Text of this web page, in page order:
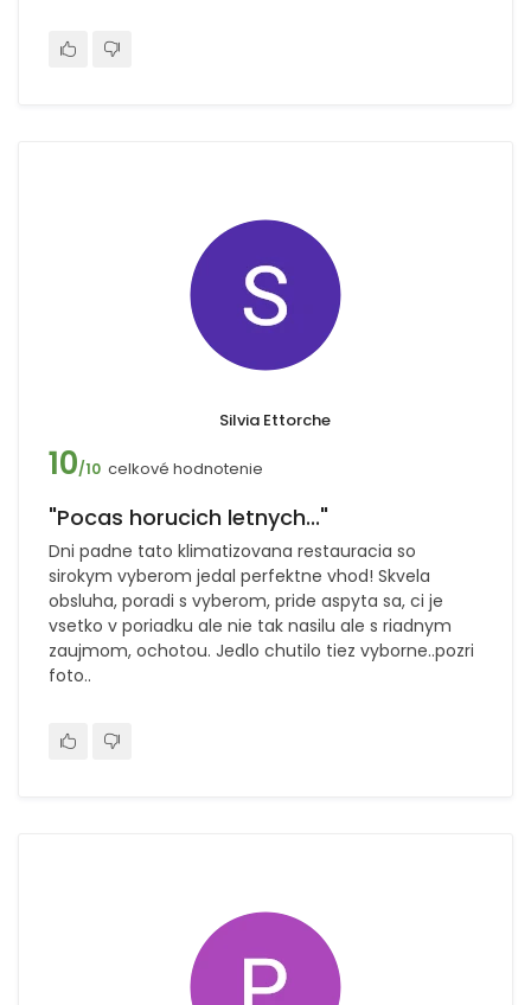
Silvia Ettorche
10/10 celkové hodnotenie
"Pocas horucich letnych..."
Dni padne tato klimatizovana restauracia so
sirokym vyberom jedal perfektne vhod! Skvela
obsluha, poradi s vyberom, pride aspyta sa, ci je
vsetko v poriadku ale nie tak nasilu ale s riadnym
zaujmom, ochotou. Jedlo chutilo tiez vyborne..pozri
foto..